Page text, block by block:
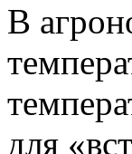
В
для